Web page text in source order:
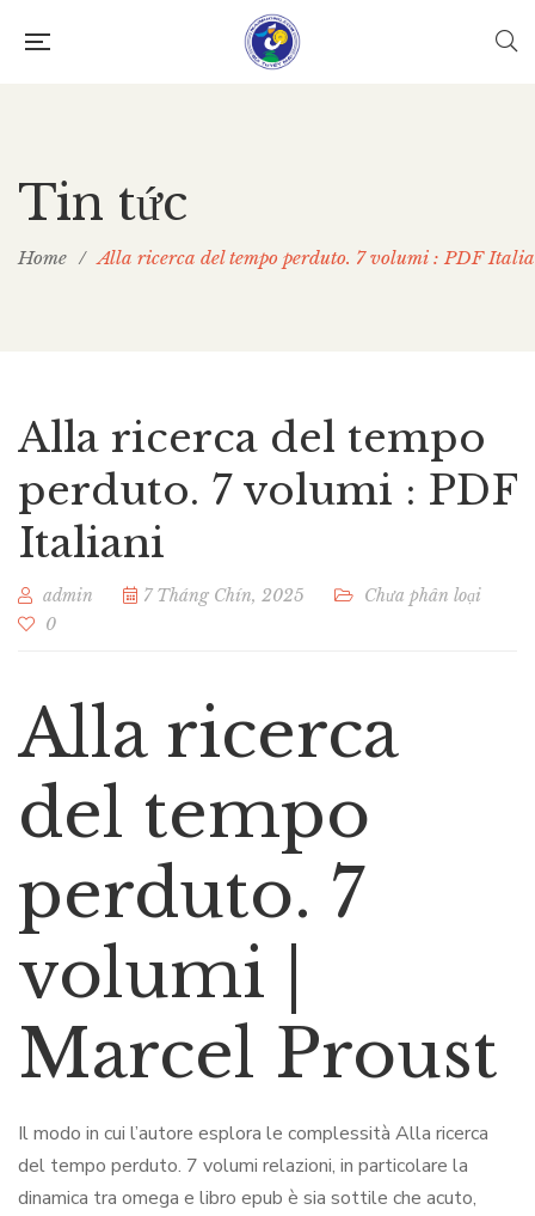
Tin tức
Home / Alla ricerca del tempo perduto. 7 volumi : PDF
Alla ricerca del tempo
perduto. 7 volumi : PDF
Italiani
admin 7 Tháng Chín, 2025
Chưa phân loại
0
Alla ricerca
del tempo
perduto. 7
volumi |
Marcel Proust
Il modo in cui l’autore esplora le complessità Alla ricerca
del tempo perduto. 7 volumi relazioni, in particolare la
dinamica tra omega e libro epub è sia sottile che acuto,